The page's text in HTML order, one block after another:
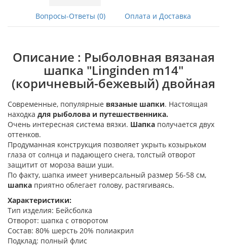
Вопросы-Ответы (0) Оплата и Доставка
Описание : Рыболовная вязаная
шапка "Linginden m14"
(коричневый-бежевый) двойная
Современные, популярные вязаные шапки. Настоящая
находка для рыболова и путешественника.
Очень интересная система вязки. Шапка получается двух
оттенков.
Продуманная конструкция позволяет укрыть козырьком
глаза от солнца и падающего снега, толстый отворот
защитит от мороза ваши уши.
По факту, шапка имеет универсальный размер 56-58 см,
шапка приятно облегает голову, растягиваясь.
Характеристики:
Тип изделия: Бейсболка
Отворот: шапка с отворотом
Состав: 80% шерсть 20% полиакрил
Подклад: полный флис